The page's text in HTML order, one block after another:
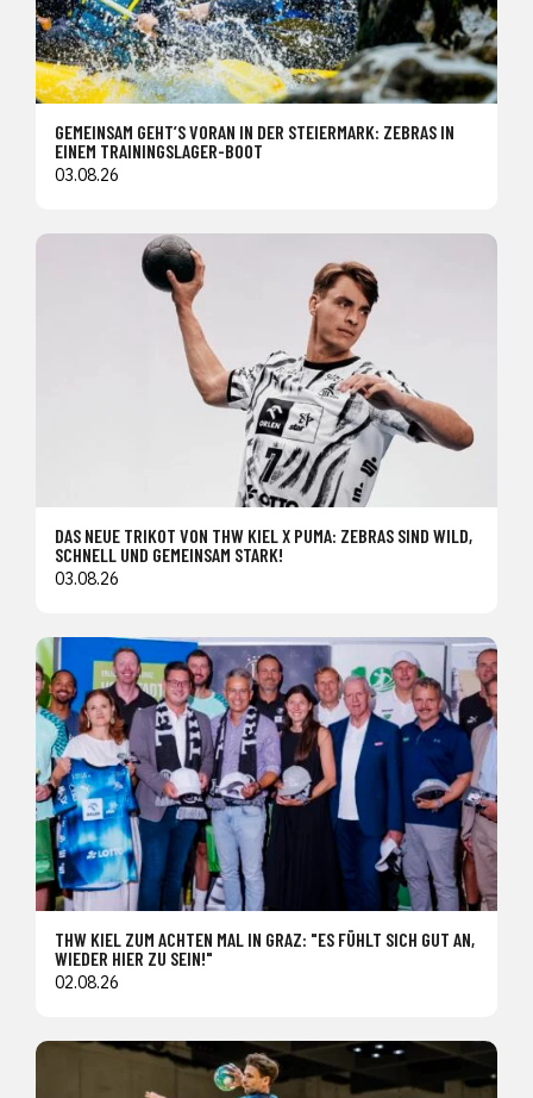
GEMEINSAM GEHT’S VORAN IN DER STEIERMARK: ZEBRAS IN
EINEM TRAININGSLAGER-BOOT
03.08.26
DAS NEUE TRIKOT VON THW KIEL X PUMA: ZEBRAS SIND WILD,
SCHNELL UND GEMEINSAM STARK!
03.08.26
THW KIEL ZUM ACHTEN MAL IN GRAZ: "ES FÜHLT SICH GUT AN,
WIEDER HIER ZU SEIN!"
02.08.26